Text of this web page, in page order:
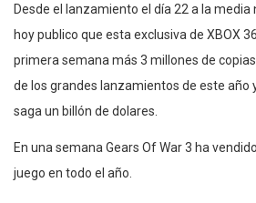
Desde el lanzamiento el día 22 a la media
hoy publico que esta exclusiva de XBOX
primera semana más 3 millones de
de los grandes lanzamientos de este año
saga un billón de dolares.
En una semana Gears Of War 3 ha
juego en todo el año.